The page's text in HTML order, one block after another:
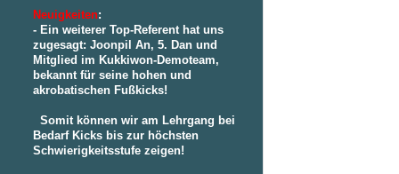
Neuigkeiten:
- Ein weiterer Top-Referent hat uns
zugesagt: Joonpil An, 5. Dan und
Mitglied im Kukkiwon-Demoteam,
bekannt für seine hohen und
akrobatischen Fußkicks!
Somit können wir am Lehrgang bei
Bedarf Kicks bis zur höchsten
Schwierigkeitsstufe zeigen!